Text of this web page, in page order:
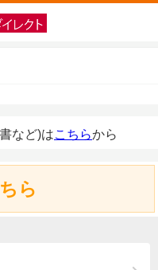
など)はこちらから
ら